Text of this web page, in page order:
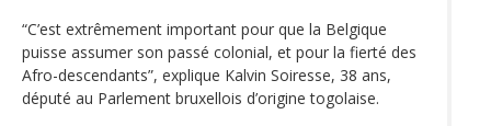
“C’est extrêmement important pour que la Belgique
puisse assumer son passé colonial, et pour la fierté des
Afro-descendants”, explique Kalvin Soiresse, 38 ans,
député au Parlement bruxellois d’origine togolaise.